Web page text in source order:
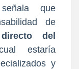
que
de
del
estaría
y